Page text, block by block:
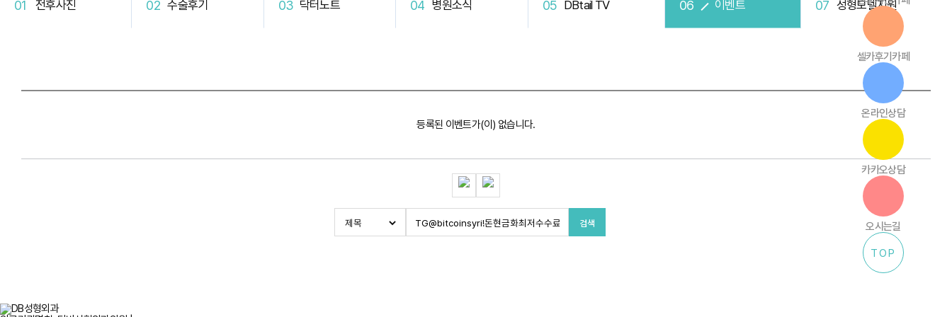
전후사진 수술후기 닥터노트 병원소식 DBtail TV 이벤트 성형모델지원
등록된 이벤트가(이) 없습니다.
검색
셀카후기카페
온라인상담
카카오상담
오시는길
TOP